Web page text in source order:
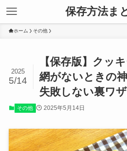
保存方法ま
ホーム その他
【保存版】クッ
網がないときの
失敗しない裏ワ
2025
5/14
その他 2025年5月14日